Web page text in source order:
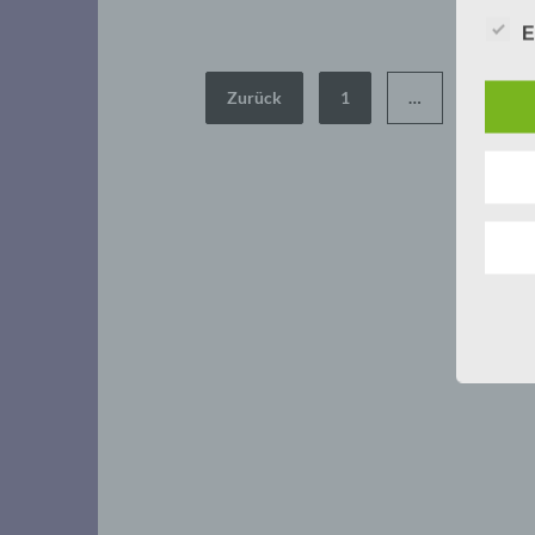
Seitennummerierung
Zurück 1 …